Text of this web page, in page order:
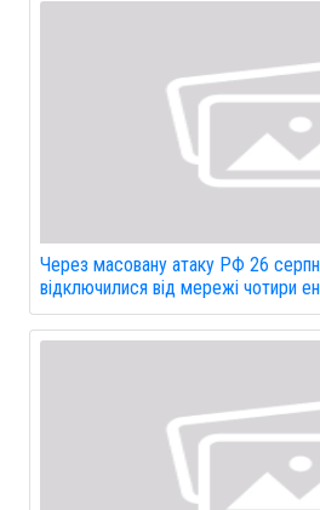
Через масовану атаку РФ 26
відключилися від мережі чотири